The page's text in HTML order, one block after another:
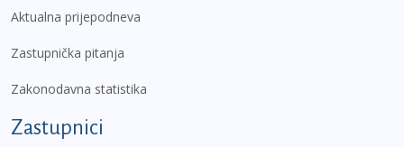
Aktualna prijepodneva
Zastupnička pitanja
Zakonodavna statistika
Zastupnici